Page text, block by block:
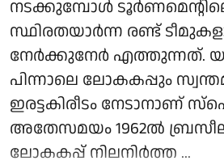
നടക്കുമ്പോൾ
സ്ഥിരതയാർന്ന രണ്ട്
നേർക്കുനേർ എത്തുന്നത്.
പിന്നാലെ ലോകകപ്പും
ഇരട്ടകിരീടം നേടാനാണ്
അതേസമയം 1962ൽ
ലോകകപ്പ് നിലനിർത്ത ...